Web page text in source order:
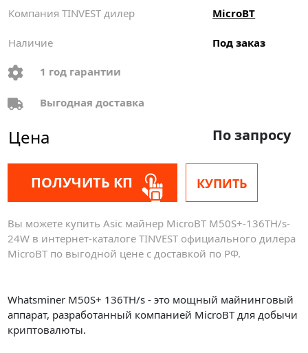
Компания TINVEST дилер MicroBT
Наличие Под заказ
1 год гарантии
Выгодная доставка
Цена По запросу
ПОЛУЧИТЬ КП КУПИТЬ
Вы можете купить Asic майнер MicroBT M50S+-136TH/s-
24W в интернет-каталоге TINVEST официального дилера
MicroBT по выгодной цене с доставкой по РФ.
Whatsminer M50S+ 136TH/s - это мощный майнинговый
аппарат, разработанный компанией MicroBT для добычи
криптовалюты.